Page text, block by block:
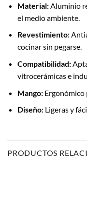
Material:Aluminio
el medio ambiente.
Revestimiento:
cocinar sin pegarse.
Compatibilidad:
vitrocerámicas e
Mango:Ergonómico
Diseño:Ligeras y
PRODUCTOS